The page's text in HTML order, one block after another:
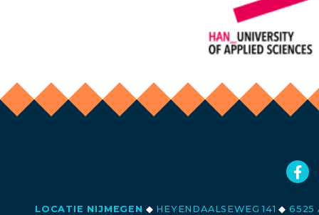
LOCATIE NIJMEGEN ◆ HEYENDAALSEWEG 141◆ 6525